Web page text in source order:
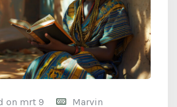
on mrt 9
Marvin